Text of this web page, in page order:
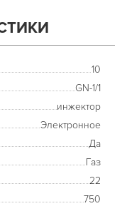
10
GN-1/1
инжектор
Электронное
Да
Газ
22
750